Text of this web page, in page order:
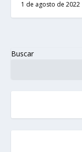
1 de agosto de 2022
Buscar